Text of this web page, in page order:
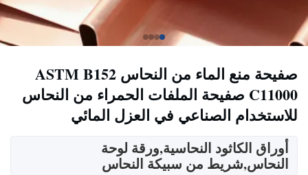
صفيحة منع الماء من النحاس ASTM B152
C11000 صفيحة الملفات الحمراء من النحاس
للاستخدام الصناعي في العزل المائي
أوراق الكاثود النحاسية,ورقة لوحة
النحاس,شريط من سبيكة النحاس